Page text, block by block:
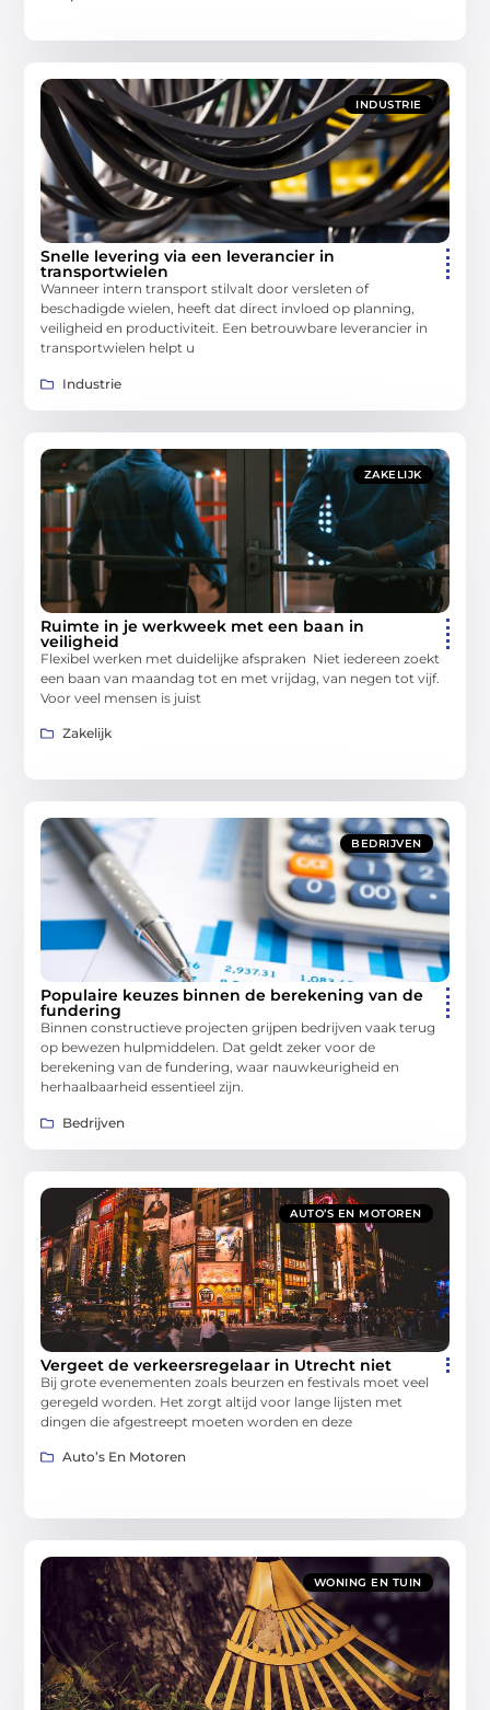
INDUSTRIE
Snelle levering via een leverancier in
transportwielen
Wanneer intern transport stilvalt door versleten of
beschadigde wielen, heeft dat direct invloed op planning,
veiligheid en productiviteit. Een betrouwbare leverancier in
transportwielen helpt u
Industrie
ZAKELIJK
Ruimte in je werkweek met een baan in
veiligheid
Flexibel werken met duidelijke afspraken Niet iedereen zoekt
een baan van maandag tot en met vrijdag, van negen tot vijf.
Voor veel mensen is juist
Zakelijk
BEDRIJVEN
Populaire keuzes binnen de berekening van de
fundering
Binnen constructieve projecten grijpen bedrijven vaak terug
op bewezen hulpmiddelen. Dat geldt zeker voor de
berekening van de fundering, waar nauwkeurigheid en
herhaalbaarheid essentieel zijn.
Bedrijven
AUTO’S EN MOTOREN
Vergeet de verkeersregelaar in Utrecht niet
Bij grote evenementen zoals beurzen en festivals moet veel
geregeld worden. Het zorgt altijd voor lange lijsten met
dingen die afgestreept moeten worden en deze
Auto’s En Motoren
WONING EN TUIN